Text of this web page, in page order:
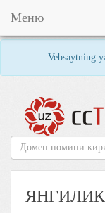
Vebsaytning
Меню